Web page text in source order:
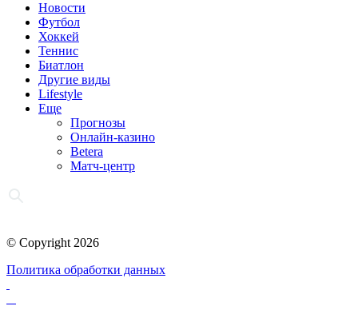
Новости
Футбол
Хоккей
Теннис
Биатлон
Другие виды
Lifestyle
Еще
Прогнозы
Онлайн-казино
Betera
Матч-центр
© Copyright 2026
Политика обработки данных